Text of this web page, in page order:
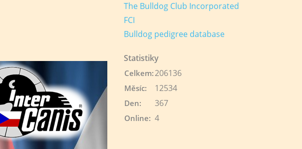
The Bulldog Club Incorporated
FCI
Bulldog pedigree database
Statistiky
Online: 4
Celkem:206136
Měsíc: 12534
Den: 367